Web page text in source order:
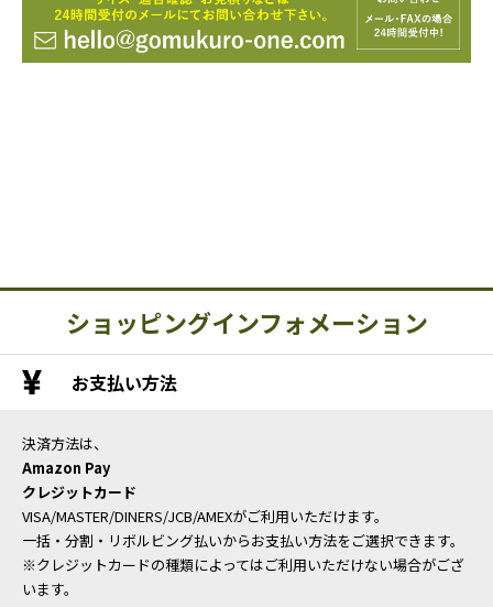
ショッピングインフォメーション
お支払い方法
決済方法は、
Amazon Pay
クレジットカード
VISA/MASTER/DINERS/JCB/AMEXがご利用いただけます。
一括・分割・リボルビング払いからお支払い方法をご選択できます。
※クレジットカードの種類によってはご利用いただけない場合がござ
います。